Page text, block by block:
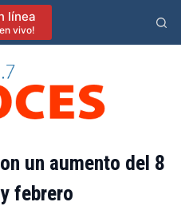
línea
vivo!
un aumento del 8
febrero